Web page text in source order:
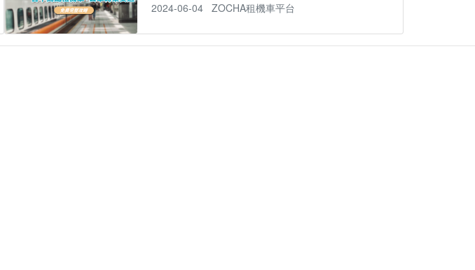
2024-06-04
ZOCHA租機車平台